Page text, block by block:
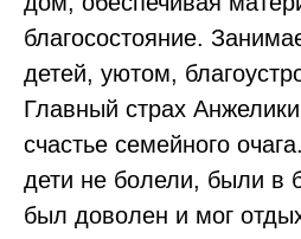
благосостояние.
детей, уютом,
Главный страх
счастье семейного
дети не болели, были в
был доволен и мог